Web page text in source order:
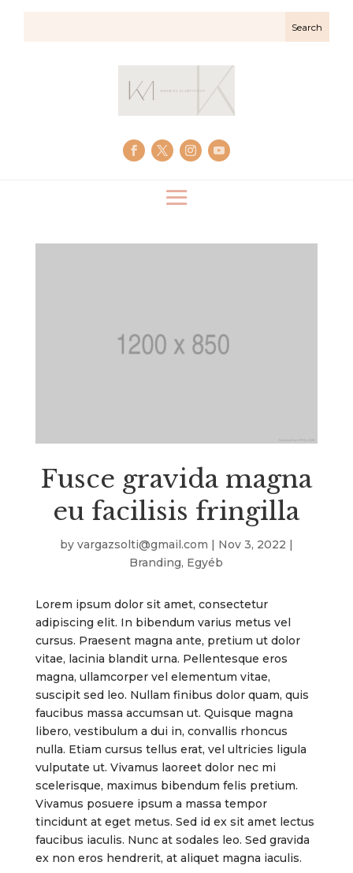
Fusce gravida magna
eu facilisis fringilla
by vargazsolti@gmail.com Nov 3, 2022
Branding, Egyéb
Lorem ipsum dolor sit amet, consectetur
adipiscing elit. In bibendum varius metus vel
cursus. Praesent magna ante, pretium ut dolor
vitae, lacinia blandit urna. Pellentesque eros
magna, ullamcorper vel elementum vitae,
suscipit sed leo. Nullam finibus dolor quam, quis
faucibus massa accumsan ut. Quisque magna
libero, vestibulum a dui in, convallis rhoncus
nulla. Etiam cursus tellus erat, vel ultricies ligula
vulputate ut. Vivamus laoreet dolor nec mi
scelerisque, maximus bibendum felis pretium.
Vivamus posuere ipsum a massa tempor
tincidunt at eget metus. Sed id ex sit amet lectus
faucibus iaculis. Nunc at sodales leo. Sed gravida
ex non eros hendrerit, at aliquet magna iaculis.